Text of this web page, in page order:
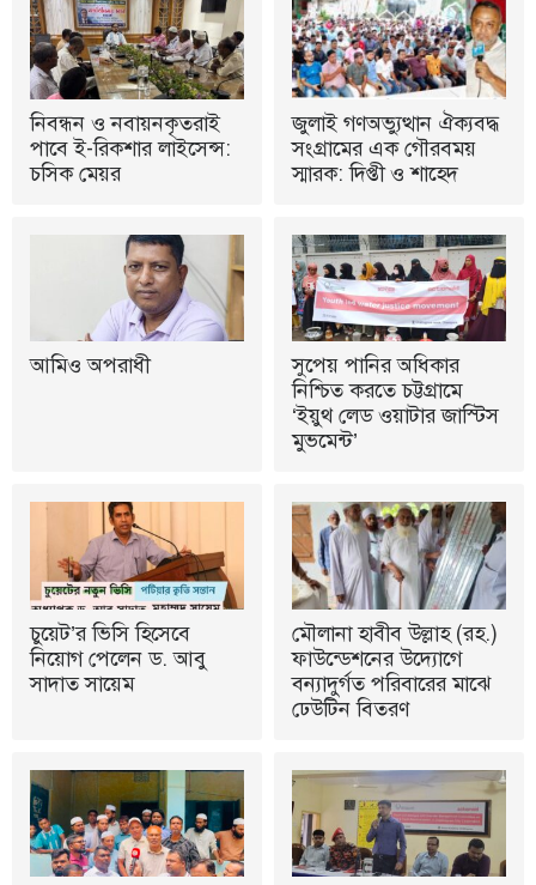
নিবন্ধন ও নবায়নকৃতরাই
পাবে ই-রিকশার লাইসেন্স:
চসিক মেয়র
জুলাই গণঅভ্যুত্থান ঐক্যবদ্ধ
সংগ্রামের এক গৌরবময়
স্মারক: দিপ্তী ও শাহেদ
আমিও অপরাধী
সুপেয় পানির অধিকার
নিশ্চিত করতে চট্টগ্রামে
‘ইয়ুথ লেড ওয়াটার জাস্টিস
মুভমেন্ট’
চুয়েট’র ভিসি হিসেবে
নিয়োগ পেলেন ড. আবু
সাদাত সায়েম
মৌলানা হাবীব উল্লাহ (রহ.)
ফাউন্ডেশনের উদ্যোগে
বন্যাদুর্গত পরিবারের মাঝে
ঢেউটিন বিতরণ